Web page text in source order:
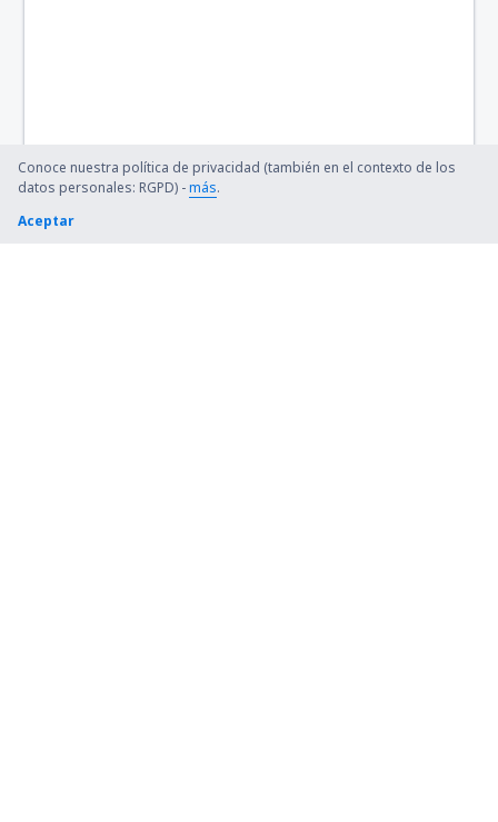
Conoce nuestra política de privacidad (también en el contexto de los
datos personales: RGPD) -más.
Aceptar